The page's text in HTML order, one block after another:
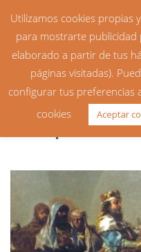
Homilía: 28º
Tiempo
Utilizamos cookies propias
para mostrarte publicidad
elaborado a partir de tus
páginas visitadas).
configurar tus preferencias
cookies
Aceptar